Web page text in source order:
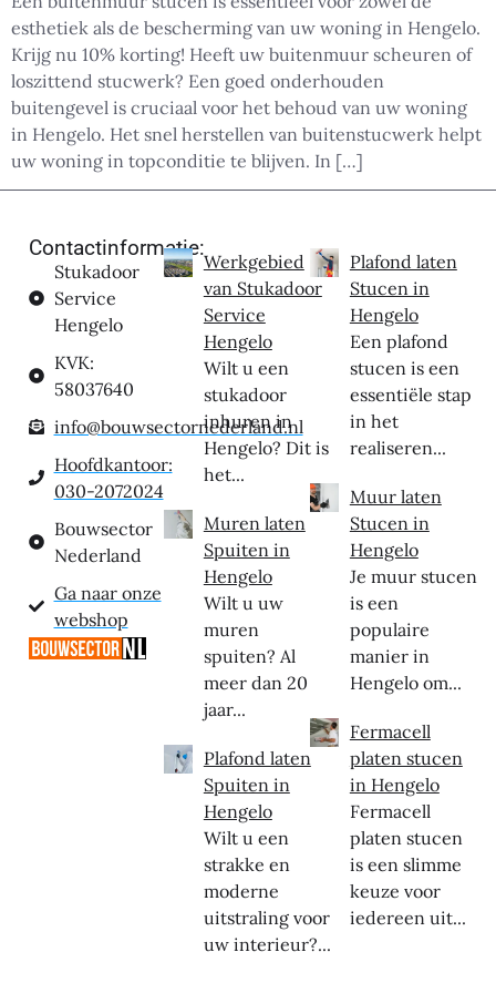
esthetiek als de bescherming van uw woning in Hengelo.
Krijg nu 10% korting! Heeft uw buitenmuur scheuren of
loszittend stucwerk? Een goed onderhouden
buitengevel is cruciaal voor het behoud van uw woning
in Hengelo. Het snel herstellen van buitenstucwerk helpt
uw woning in topconditie te blijven. In […]
Contactinformatie:
Stukadoor
Service
Hengelo
KVK:
58037640
info@bouwsectornederland.nl
Hoofdkantoor:
030-2072024
Bouwsector
Nederland
Ga naar onze
webshop
Werkgebied
van Stukadoor
Service
Hengelo
Wilt u een
stukadoor
inhuren in
Hengelo? Dit is
het...
Muren laten
Spuiten in
Hengelo
Wilt u uw
muren
spuiten? Al
meer dan 20
jaar...
Plafond laten
Spuiten in
Hengelo
Wilt u een
strakke en
moderne
uitstraling voor
uw interieur?...
Plafond laten
Stucen in
Hengelo
Een plafond
stucen is een
essentiële stap
in het
realiseren...
Muur laten
Stucen in
Hengelo
Je muur stucen
is een
populaire
manier in
Hengelo om...
Fermacell
platen stucen
in Hengelo
Fermacell
platen stucen
is een slimme
keuze voor
iedereen uit...